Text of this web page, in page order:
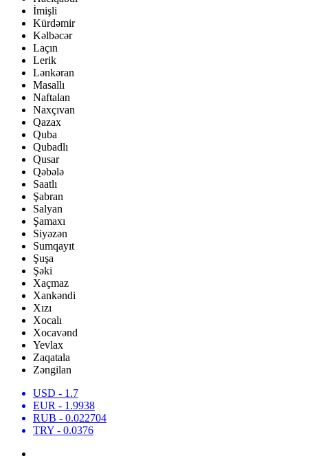
İmişli
Kürdəmir
Kəlbəcər
Laçın
Lerik
Lənkəran
Masallı
Naftalan
Naxçıvan
Qazax
Quba
Qubadlı
Qusar
Qəbələ
Saatlı
Şabran
Salyan
Şamaxı
Siyəzən
Sumqayıt
Şuşa
Şəki
Xaçmaz
Xankəndi
Xızı
Xocalı
Xocavənd
Yevlax
Zaqatala
Zəngilan
USD - 1.7
EUR - 1.9938
RUB - 0.022704
TRY - 0.0376